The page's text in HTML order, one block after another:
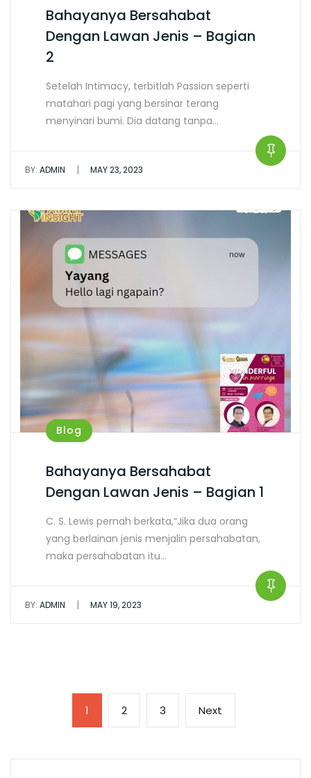
Bahayanya Bersahabat
Dengan Lawan Jenis – Bagian
2
Setelah Intimacy, terbitlah Passion seperti
matahari pagi yang bersinar terang
menyinari bumi. Dia datang tanpa…
BY: ADMIN | MAY 23, 2023
Blog
Bahayanya Bersahabat
Dengan Lawan Jenis – Bagian 1
C. S. Lewis pernah berkata,“Jika dua orang
yang berlainan jenis menjalin persahabatan,
maka persahabatan itu…
BY: ADMIN | MAY 19, 2023
1 2 3 Next